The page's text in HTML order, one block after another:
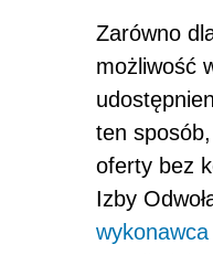
Zarówno
możliwość
ten
oferty bez
Izby
wykonawca